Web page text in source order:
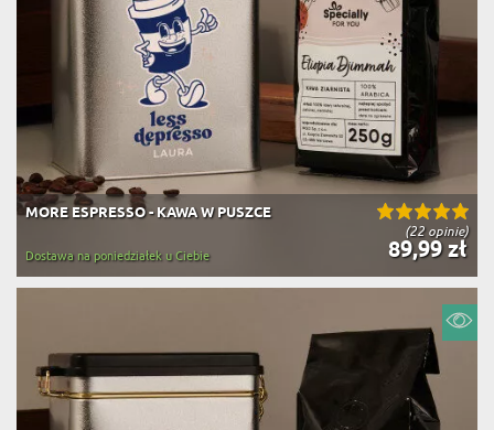
(22 opinie)
MORE ESPRESSO - KAWA W PUSZCE
89,99 zł
Dostawa na poniedziałek u Ciebie